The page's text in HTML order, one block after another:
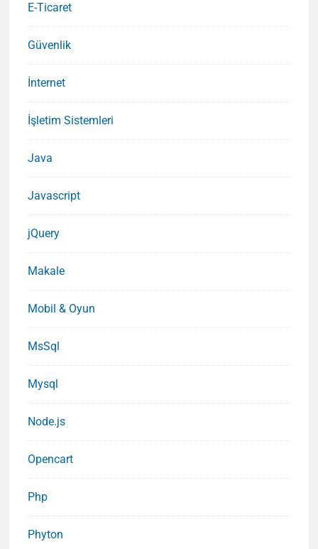
E-Ticaret
Güvenlik
İnternet
İşletim Sistemleri
Java
Javascript
jQuery
Makale
Mobil & Oyun
MsSql
Mysql
Node.js
Opencart
Php
Phyton